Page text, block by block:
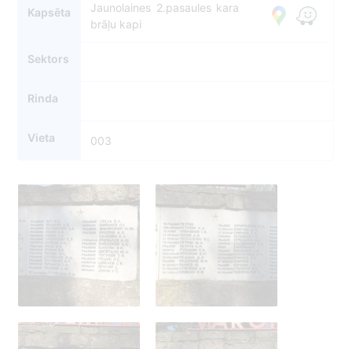
Kapsēta
Jaunolaines 2.pasaules kara
brāļu kapi
Sektors
Rinda
Vieta 003